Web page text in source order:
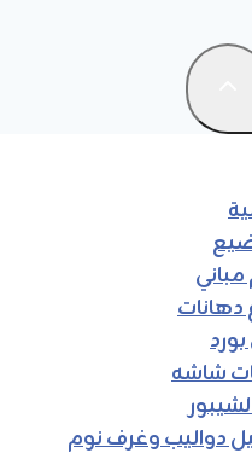
دهانات
شاشه
دواليب وغرف نوم